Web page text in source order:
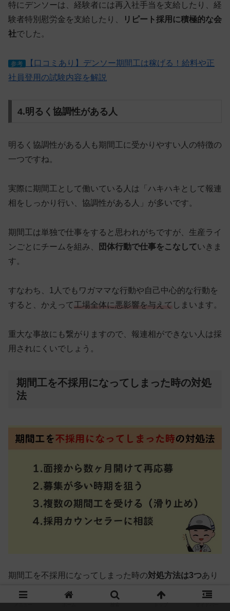
特にデンソーは、経験者には再入社手当を支給したり、経
験者特別慰労金を支給したり、
リピート採用に積極的な会
社でした。
参考
【口コミあり】デンソー期間工は稼げる！給料や正
社員登用の試験内容を解説
4.明るく協調性がある人
明るく協調性がある人 も期間工に受かりやすい人の特徴の
一つですね。
実際に期間工として働いている人は「ハキハキとして報連
相をしっかり行い、協調性がある人」が多いです。
期間工は単独で仕事をすると思われがちですが、生産ライ
ンごとにチームを組み、
団体行動で仕事をこなしていきま
す。
すなわち、1人でもワガママな行動や自己中心的な行動を
すると、かえって工場全体に悪影響を与えて しまいます。
重大な事故にも繋がりますので、報連相ができない人は採
用されにくいでしょう。
期間工を不採用になってしまった時の対処
法
期間工を不採用になってしまった時の対処方法は3つあり
ます。